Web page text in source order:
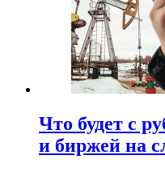
Что будет с
и биржей на